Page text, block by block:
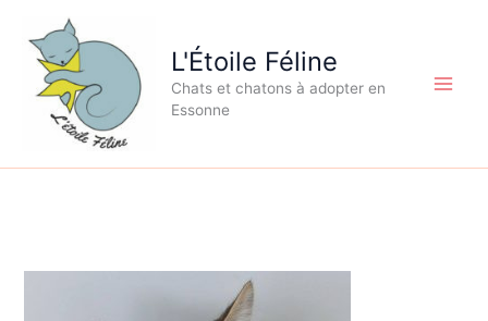
contenu
L'Étoile Féline
Chats et chatons à adopter en
Essonne